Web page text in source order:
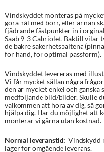
Vindskyddet monteras på
göra hål med borr, eller annan
fjädrande fästpunkter in i
Saab 9-3 Cabriolet. Baktill vilar
de bakre säkerhetsbältena
för hand, för optimal passform).
Vindskyddet levereras med
Vi får mycket sällan några
den är mycket enkel och ganska
medföljande bild/bilder. Skulle
välkommen att höra av dig, så
hjälpa dig. Har du möjlighet att
monterar vi gärna utan kostnad.
Normal leveranstid: Vindskydd
lager för omgående leverans.